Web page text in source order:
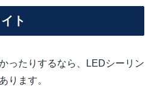
ト
ったりするなら、LEDシーリン
ります。